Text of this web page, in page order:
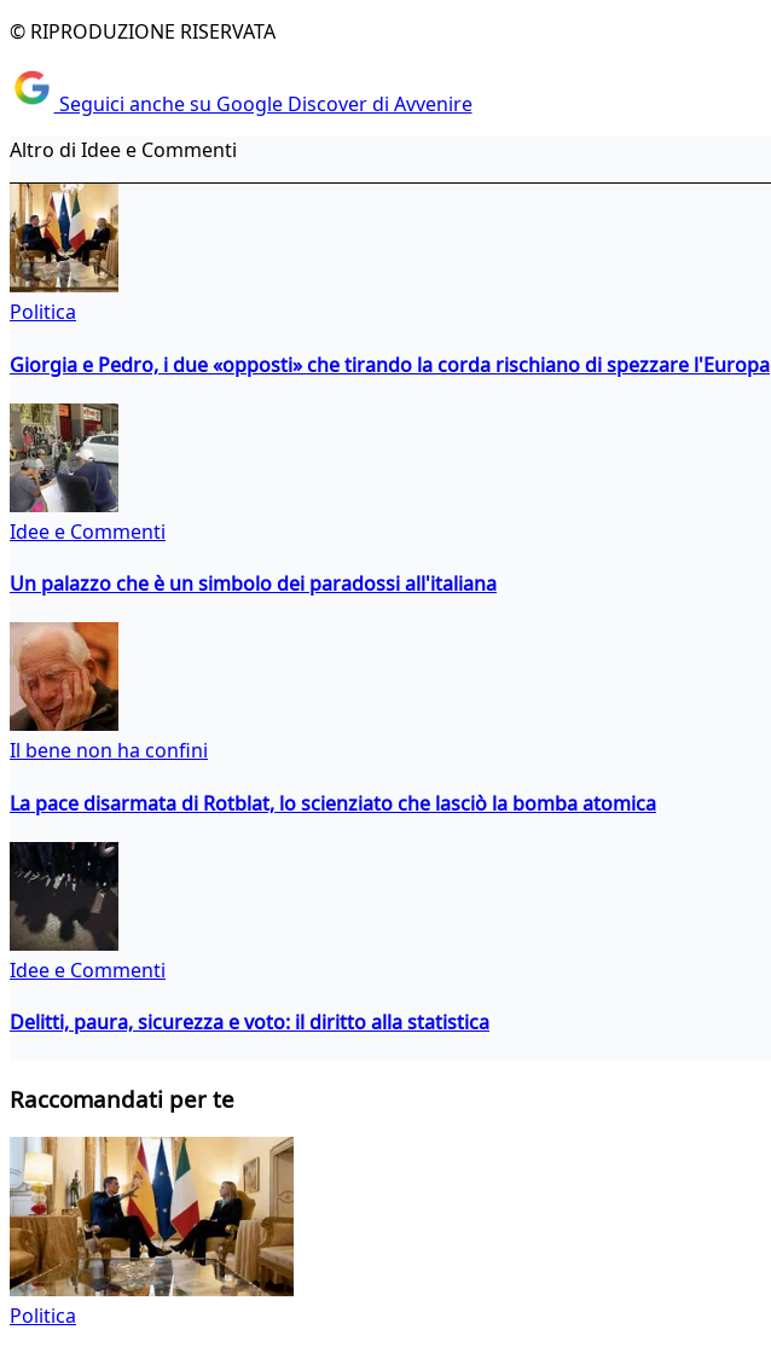
© RIPRODUZIONE RISERVATA
Seguici anche su Google Discover di Avvenire
Altro di Idee e Commenti
Politica
Giorgia e Pedro, i due «opposti» che tirando la corda rischiano di spezzare l'Europa
Idee e Commenti
Un palazzo che è un simbolo dei paradossi all'italiana
Il bene non ha confini
La pace disarmata di Rotblat, lo scienziato che lasciò la bomba atomica
Idee e Commenti
Delitti, paura, sicurezza e voto: il diritto alla statistica
Raccomandati per te
Politica